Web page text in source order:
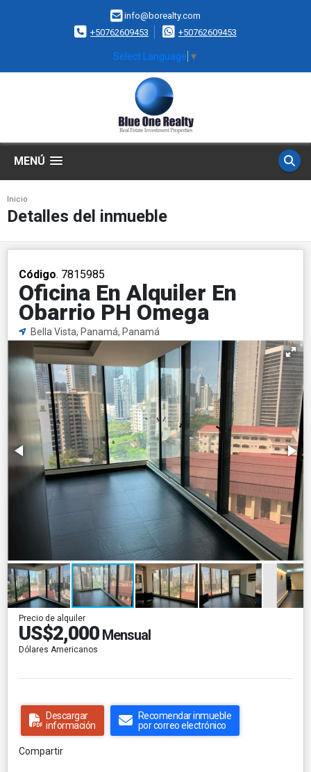
info@borealty.com
+50762609453
+50762609453
Select Language ▼
MENÚ
Inicio
Detalles del inmueble
Código. 7815985
Oficina En Alquiler En
Obarrio PH Omega
Bella Vista, Panamá, Panamá
Precio de alquiler
US$2,000 Mensual
Dólares Americanos
Descargar
información
Recomendar inmueble
por correo electrónico
Compartir